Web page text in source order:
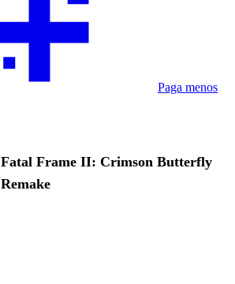
Paga menos
Fatal Frame II: Crimson Butterfly
Remake